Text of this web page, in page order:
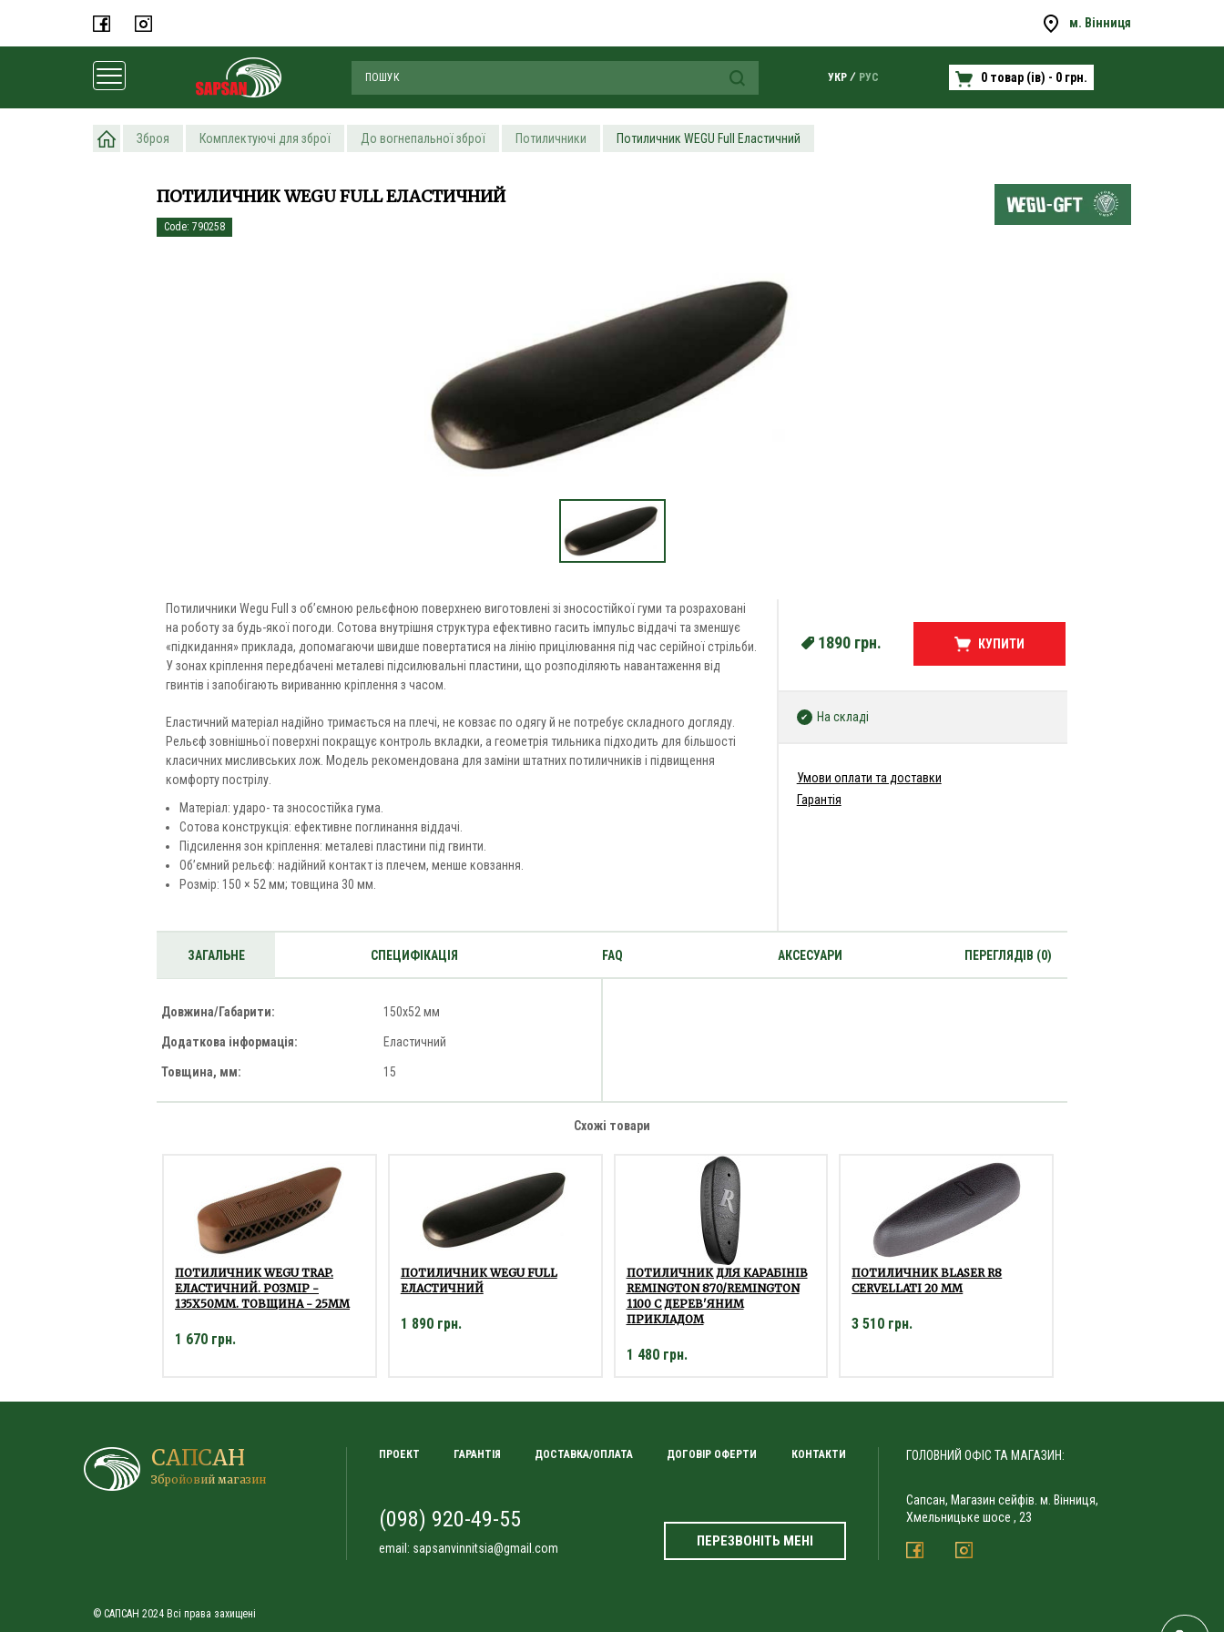
м. Вінниця
УКР РУС 0 товар (ів) - 0 грн.
Зброя Комплектуючі для зброї До вогнепальної зброї Потиличники Потиличник WEGU Full Еластичний
ПОТИЛИЧНИК WEGU FULL ЕЛАСТИЧНИЙ
Code: 790258
Потиличники Wegu Full з об’ємною рельєфною поверхнею виготовлені зі зносостійкої гуми та розраховані
на роботу за будь-якої погоди. Сотова внутрішня структура ефективно гасить імпульс віддачі та зменшує
«підкидання» приклада, допомагаючи швидше повертатися на лінію прицілювання під час серійної стрільби.
У зонах кріплення передбачені металеві підсилювальні пластини, що розподіляють навантаження від
гвинтів і запобігають вириванню кріплення з часом.
Еластичний матеріал надійно тримається на плечі, не ковзає по одягу й не потребує складного догляду.
Рельєф зовнішньої поверхні покращує контроль вкладки, а геометрія тильника підходить для більшості
класичних мисливських лож. Модель рекомендована для заміни штатних потиличників і підвищення
комфорту пострілу.
Матеріал: ударо- та зносостійка гума.
Сотова конструкція: ефективне поглинання віддачі.
Підсилення зон кріплення: металеві пластини під гвинти.
Об’ємний рельєф: надійний контакт із плечем, менше ковзання.
Розмір: 150 × 52 мм; товщина 30 мм.
1890 грн. КУПИТИ
На складі
Умови оплати та доставки
Гарантія
ЗАГАЛЬНЕ СПЕЦИФІКАЦІЯ FAQ АКСЕСУАРИ ПЕРЕГЛЯДІВ (0)
Довжина/Габарити: 150х52 мм
Додаткова інформація: Еластичний
Товщина, мм: 15
Схожі товари
ПОТИЛИЧНИК WEGU TRAP.
ЕЛАСТИЧНИЙ. РОЗМІР -
135Х50ММ. ТОВЩИНА - 25ММ
1 670 грн.
ПОТИЛИЧНИК WEGU FULL
ЕЛАСТИЧНИЙ
1 890 грн.
ПОТИЛИЧНИК ДЛЯ КАРАБІНІВ
REMINGTON 870/REMINGTON
1100 C ДЕРЕВ'ЯНИМ
ПРИКЛАДОМ
1 480 грн.
ПОТИЛИЧНИК BLASER R8
CERVELLATI 20 ММ
3 510 грн.
САПСАН
Збройовий магазин
ПРОЕКТ ГАРАНТІЯ ДОСТАВКА/ОПЛАТА ДОГОВІР ОФЕРТИ КОНТАКТИ
(098) 920-49-55
email: sapsanvinnitsia@gmail.com ПЕРЕЗВОНІТЬ МЕНІ
ГОЛОВНИЙ ОФІС ТА МАГАЗИН:
Сапсан, Магазин сейфів. м. Вінниця,
Хмельницьке шосе , 23
© САПСАН 2024 Всі права захищені